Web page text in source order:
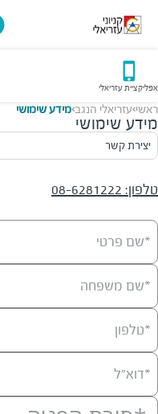
אפליקציית עזריאלי
ראשי>עזריאלי הנגב>מידע שימושי
מידע שימושי
יצירת קשר
טלפון:
08-6281222
*שם פרטי
*שם משפחה
*טלפון
*דוא”ל